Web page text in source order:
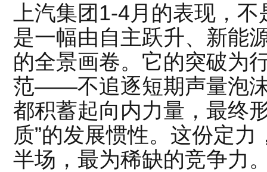
上汽集团1-4月的表现，
是一幅由自主跃升、新能
的全景画卷。它的突破为
范——不追逐短期声量泡
都积蓄起向内力量，最终
质”的发展惯性。这份定
半场，最为稀缺的竞争力